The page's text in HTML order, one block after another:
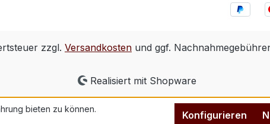
zzgl. Versandkosten und ggf.
Realisiert mit Shopware
bieten zu können.
Konfigurieren